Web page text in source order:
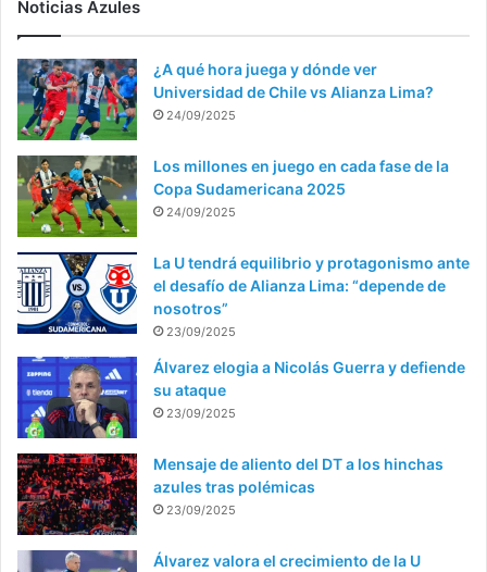
Noticias Azules
¿A qué hora juega y dónde ver
Universidad de Chile vs Alianza Lima?
24/09/2025
Los millones en juego en cada fase de la
Copa Sudamericana 2025
24/09/2025
La U tendrá equilibrio y protagonismo ante
el desafío de Alianza Lima: “depende de
nosotros”
23/09/2025
Álvarez elogia a Nicolás Guerra y defiende
su ataque
23/09/2025
Mensaje de aliento del DT a los hinchas
azules tras polémicas
23/09/2025
Álvarez valora el crecimiento de la U